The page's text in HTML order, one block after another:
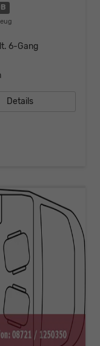
6-Gang
Details